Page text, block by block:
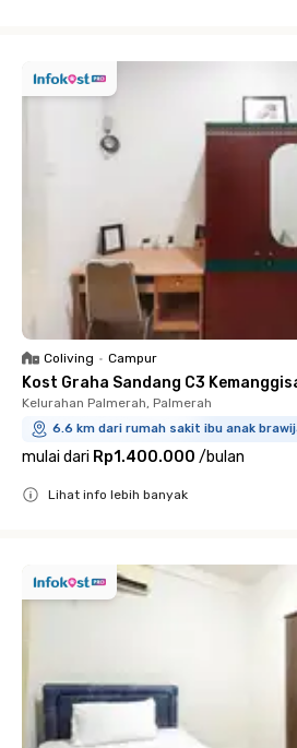
Coliving • Campur
Kost Graha Sandang C3
Kelurahan Palmerah, Palmerah
6.6 km dari rumah sakit ibu anak
mulai dari Rp1.400.000 /bulan
Lihat info lebih banyak